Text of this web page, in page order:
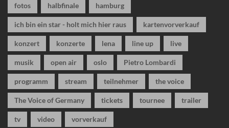
fotos halbfinale hamburg
ich bin ein star - holt mich hier raus kartenvorverkauf
konzert konzerte lena line up live
musik open air oslo Pietro Lombardi
programm stream teilnehmer the voice
The Voice of Germany tickets tournee trailer
tv video vorverkauf